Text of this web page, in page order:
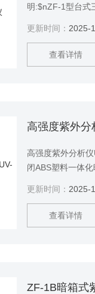
明:$nZF-1型台式
可发出长波紫外线
外线强度高、稳
可靠，深受广大用
更新时间： 2025-
查看详情
高强度紫外分
高强度紫外分析
闭ABS塑料一体
器可安装数码相机
照，适用于DNA
胶，薄层层析等，
更新时间： 2025-
查看详情
ZF-1B暗箱式